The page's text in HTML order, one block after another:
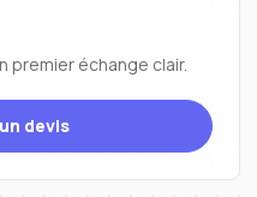
premier échange clair.
devis